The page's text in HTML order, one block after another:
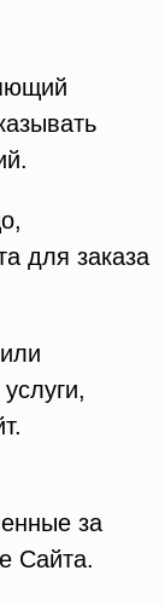
для заказа
за
Сайта.